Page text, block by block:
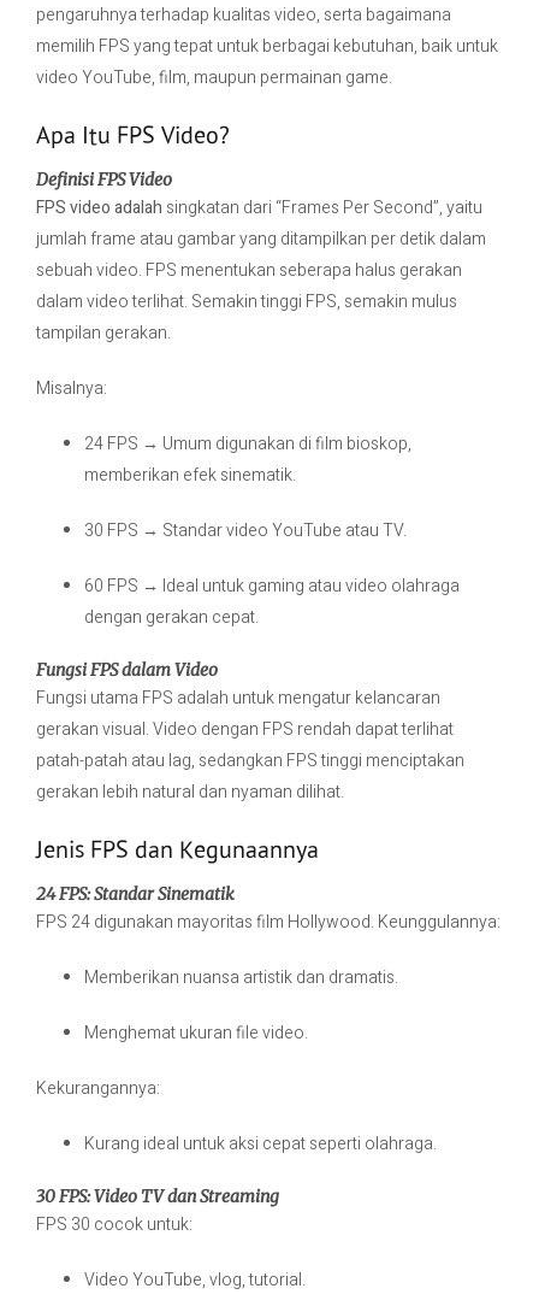
pengaruhnya terhadap kualitas video, serta bagaimana
memilih FPS yang tepat untuk berbagai kebutuhan, baik untuk
video YouTube, film, maupun permainan game.
Apa Itu FPS Video?
Definisi FPS Video
FPS video adalah singkatan dari “Frames Per Second”, yaitu
jumlah frame atau gambar yang ditampilkan per detik dalam
sebuah video. FPS menentukan seberapa halus gerakan
dalam video terlihat. Semakin tinggi FPS, semakin mulus
tampilan gerakan.
Misalnya:
24 FPS → Umum digunakan di film bioskop,
memberikan efek sinematik.
30 FPS → Standar video YouTube atau TV.
60 FPS → Ideal untuk gaming atau video olahraga
dengan gerakan cepat.
Fungsi FPS dalam Video
Fungsi utama FPS adalah untuk mengatur kelancaran
gerakan visual. Video dengan FPS rendah dapat terlihat
patah-patah atau lag, sedangkan FPS tinggi menciptakan
gerakan lebih natural dan nyaman dilihat.
Jenis FPS dan Kegunaannya
24 FPS: Standar Sinematik
FPS 24 digunakan mayoritas film Hollywood. Keunggulannya:
Memberikan nuansa artistik dan dramatis.
Menghemat ukuran file video.
Kekurangannya:
Kurang ideal untuk aksi cepat seperti olahraga.
30 FPS: Video TV dan Streaming
FPS 30 cocok untuk:
Video YouTube, vlog, tutorial.